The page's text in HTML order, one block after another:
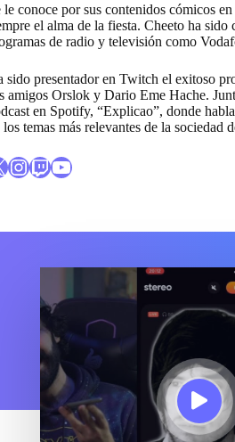
le conoce por sus contenidos cómicos
el alma de la fiesta. Cheeto ha sido
de radio y televisión como
sido presentador en Twitch el exitoso
amigos Orslok y Dario Eme Hache.
en Spotify, “Explicao”, donde
los temas más relevantes de la sociedad
Enlace al perfil de Instagram de Cheeto
Enlace al canal de Twitch de Cheeto
Enlace al canal de Youtube de Cheeto